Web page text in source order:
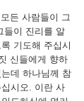
든 사람들이 그
들이 진리를 알
기도해 주십시
신들에게 향하
데 하나님께 참
시오. 이란 사